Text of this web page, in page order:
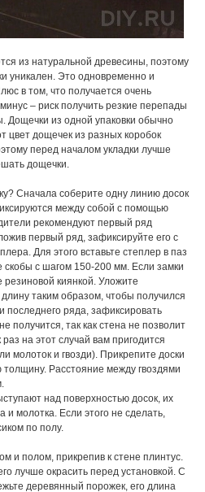
из натуральной древесины, поэтому
уникален. Это одновременно и
в том, что получается очень
– риск получить резкие перепады
Дощечки из одной упаковки обычно
цвет дощечек из разных коробок
перед началом укладки лучше
дощечки.
Сначала соберите одну линию досок
между собой с помощью
рекомендуют первый ряд
первый ряд, зафиксируйте его с
Для этого вставьте степлер в паз
скобы с шагом 150-200 мм. Если замки
резиновой киянкой. Уложите
таким образом, чтобы получился
ряда, зафиксировать
получится, так как стена не позволит
на этот случай вам пригодится
молоток и гвозди). Прикрепите доски
Расстояние между гвоздями
над поверхностью досок, их
молотка. Если этого не сделать,
по полу.
и полом, прикрепив к стене плинтус.
лучше окрасить перед установкой. С
деревянный порожек, его длина